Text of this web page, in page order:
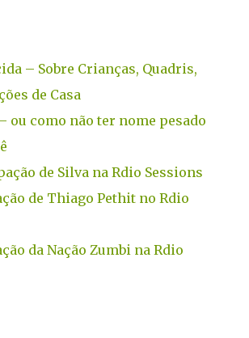
– Sobre Crianças, Quadris,
de Casa
ou como não ter nome pesado
de Silva na Rdio Sessions
de Thiago Pethit no Rdio
da Nação Zumbi na Rdio